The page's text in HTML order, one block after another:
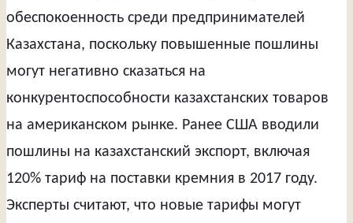
обеспокоенность среди предпринимателей
Казахстана, поскольку повышенные пошлины
могут негативно сказаться на
конкурентоспособности казахстанских товаров
на американском рынке. Ранее США вводили
пошлины на казахстанский экспорт, включая
120% тариф на поставки кремния в 2017 году.
Эксперты считают, что новые тарифы могут